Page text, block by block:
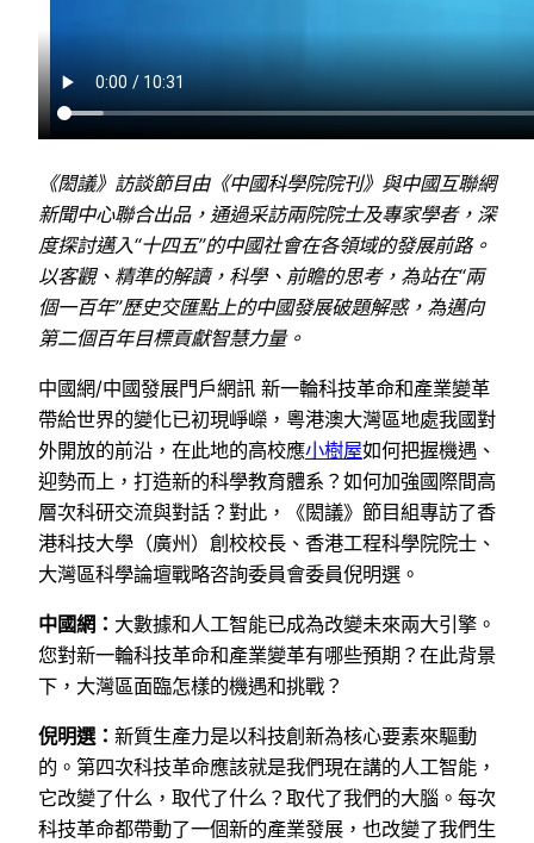
《閎議》訪談節目由《中國科學院院刊》與中國互聯網
新聞中心聯合出品，通過采訪兩院院士及專家學者，深
度探討邁入“十四五”的中國社會在各領域的發展前路。
以客觀、精準的解讀，科學、前瞻的思考，為站在“兩
個一百年”歷史交匯點上的中國發展破題解惑，為邁向
第二個百年目標貢獻智慧力量。
中國網/中國發展門戶網訊 新一輪科技革命和產業變革
帶給世界的變化已初現崢嶸，粵港澳大灣區地處我國對
外開放的前沿，在此地的高校應小樹屋如何把握機遇、
迎勢而上，打造新的科學教育體系？如何加強國際間高
層次科研交流與對話？對此，《閎議》節目組專訪了香
港科技大學（廣州）創校校長、香港工程科學院院士、
大灣區科學論壇戰略咨詢委員會委員倪明選。
中國網： 大數據和人工智能已成為改變未來兩大引擎。
您對新一輪科技革命和產業變革有哪些預期？在此背景
下，大灣區面臨怎樣的機遇和挑戰？
倪明選： 新質生產力是以科技創新為核心要素來驅動
的。第四次科技革命應該就是我們現在講的人工智能，
它改變了什么，取代了什么？取代了我們的大腦。每次
科技革命都帶動了一個新的產業發展，也改變了我們生